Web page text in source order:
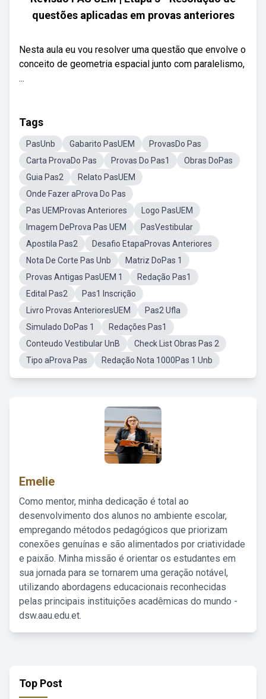
questões aplicadas em provas anteriores
Nesta aula eu vou resolver uma questão que envolve o
conceito de geometria espacial junto com paralelismo,
...
Tags
PasUnb Gabarito PasUEM
ProvasDo Pas
Carta ProvaDo Pas
Provas Do Pas1
Obras DoPas
Guia Pas2
Relato PasUEM
Onde Fazer aProva Do Pas
Pas UEMProvas Anteriores
Logo PasUEM
Imagem DeProva Pas UEM
PasVestibular
Apostila Pas2
Desafio EtapaProvas Anteriores
Nota De Corte Pas Unb
Matriz DoPas 1
Provas Antigas PasUEM 1
Redação Pas1
Edital Pas2
Pas1 Inscrição
Livro Provas AnterioresUEM
Pas2 Ufla
Simulado DoPas 1
Redações Pas1
Conteudo Vestibular UnB
Check List Obras Pas 2
Tipo aProva Pas
Redação Nota 1000Pas 1 Unb
Emelie
Como mentor, minha dedicação é total ao
desenvolvimento dos alunos no ambiente escolar,
empregando métodos pedagógicos que priorizam
conexões genuínas e são alimentados por criatividade
e paixão. Minha missão é orientar os estudantes em
sua jornada para se tornarem uma geração notável,
utilizando abordagens educacionais reconhecidas
pelas principais instituições acadêmicas do mundo -
dsw.aau.edu.et.
Top Post